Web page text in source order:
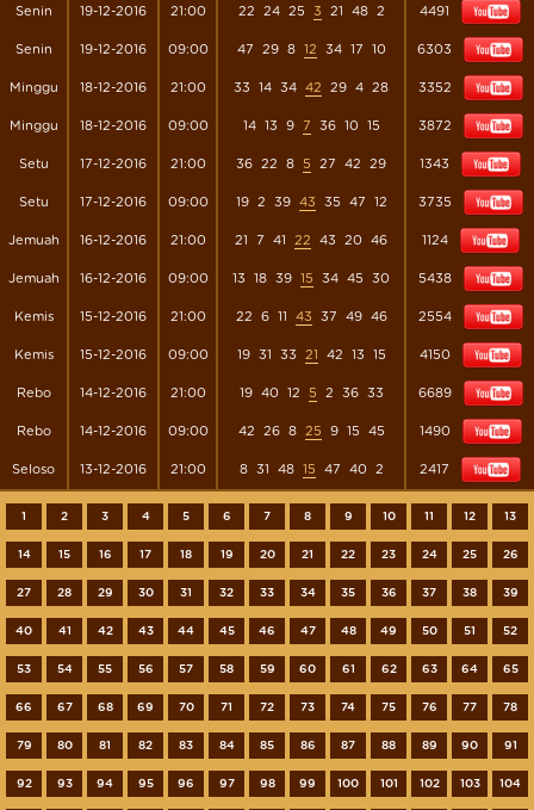
Senin 19-12-2016 21:00 22 24 25 3 21 48 2 4491
Senin 19-12-2016 09:00 47 29 8 12 34 17 10 6303
Minggu 18-12-2016 21:00 33 14 34 42 29 4 28 3352
Minggu 18-12-2016 09:00 14 13 9 7 36 10 15 3872
Setu 17-12-2016 21:00 36 22 8 5 27 42 29 1343
Setu 17-12-2016 09:00 19 2 39 43 35 47 12 3735
Jemuah 16-12-2016 21:00 21 7 41 22 43 20 46 1124
Jemuah 16-12-2016 09:00 13 18 39 15 34 45 30 5438
Kemis 15-12-2016 21:00 22 6 11 43 37 49 46 2554
Kemis 15-12-2016 09:00 19 31 33 21 42 13 15 4150
Rebo 14-12-2016 21:00 19 40 12 5 2 36 33 6689
Rebo 14-12-2016 09:00 42 26 8 25 9 15 45 1490
Seloso 13-12-2016 21:00 8 31 48 15 47 40 2 2417
1 2 3 4 5 6 7 8 9 10 11 12 13
14 15 16 17 18 19 20 21 22 23 24 25 26
27 28 29 30 31 32 33 34 35 36 37 38 39
40 41 42 43 44 45 46 47 48 49 50 51 52
53 54 55 56 57 58 59 60 61 62 63 64 65
66 67 68 69 70 71 72 73 74 75 76 77 78
79 80 81 82 83 84 85 86 87 88 89 90 91
92 93 94 95 96 97 98 99 100 101 102 103 104